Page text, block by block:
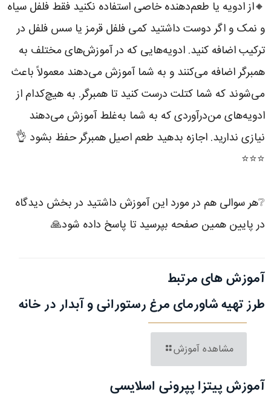
🔸از ادویه یا طعم‌دهنده خاصی استفاده نکنید فقط فلفل سیاه
و نمک و اگر دوست داشتید کمی فلفل قرمز یا سس فلفل در
ترکیب اضافه کنید. ادویه‌هایی که در آموزش‌های مختلف به
همبرگر اضافه می‌کنند و به شما آموزش می‌دهند معمولاً باعث
می‌شوند که شما کتلت درست کنید تا همبرگر. به هیچ‌کدام از
ادویه‌های من‌درآوردی که به شما به‌غلط آموزش می‌دهند
نیازی ندارید. اجازه بدهید طعم اصیل همبرگر حفظ بشود 👌
⭐️⭐️⭐️
❔هر سوالی هم در مورد این آموزش داشتید در بخش دیدگاه
در پایین همین صفحه بپرسید تا پاسخ داده شود🙏 ‌
آموزش های مرتبط
طرز تهیه شاورمای مرغ رستورانی و آبدار در خانه
مشاهده آموزش
آموزش پیتزا پپرونی اسلایسی